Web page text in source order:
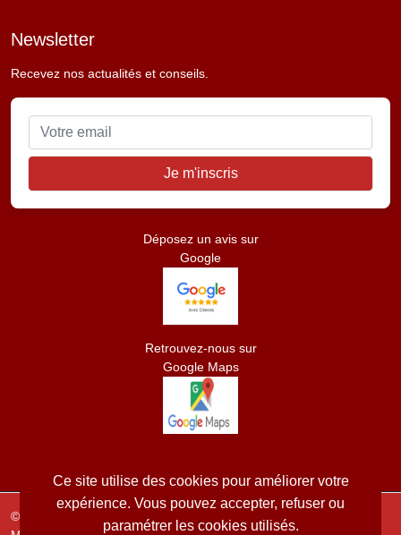
Newsletter
Recevez nos actualités et conseils.
Déposez un avis sur
Google
Retrouvez-nous sur
Google Maps
© 2026
LS RENOVATION TOITURE
Ce site utilise des cookies pour améliorer votre
expérience. Vous pouvez accepter, refuser ou
paramétrer les cookies utilisés.